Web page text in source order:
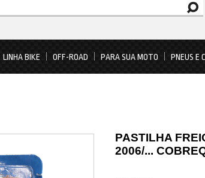
LINHA BIKE OFF-ROAD PARA SUA MOTO PNEUS E
PASTILHA
2006/...